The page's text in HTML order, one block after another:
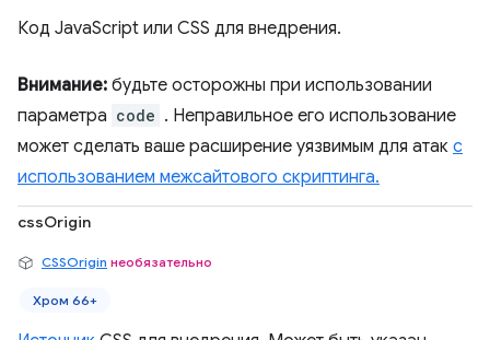
Код JavaScript или CSS для внедрения.
Внимание: будьте осторожны при использовании
параметра code . Неправильное его использование
может сделать ваше расширение уязвимым для атак с
использованием межсайтового скриптинга.
cssOrigin
CSSOrigin необязательно
Хром 66+